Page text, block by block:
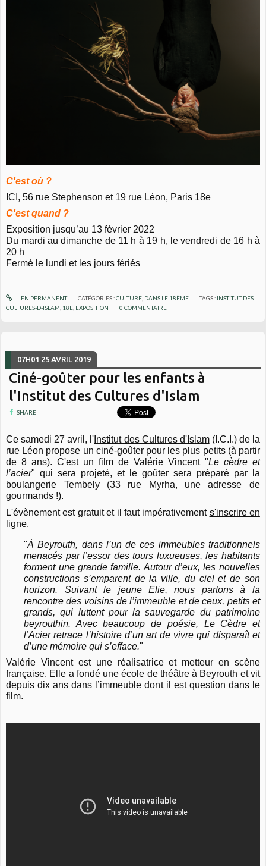
C'est où ?
ICI, 56 rue Stephenson et 19 rue Léon, Paris 18e
C'est quand ?
Exposition jusqu’au 13 février 2022
Du mardi au dimanche de 11 h à 19 h, l e vendredi de 16 h à
20 h
Fermé le lundi et les jours fériés
LIEN PERMANENT CATÉGORIES :CULTURE, DANS LE 18ÈME TAGS : INSTITUT-DES-
CULTURES-D-ISLAM 18E EXPOSITION 0 COMMENTAIRE
07H01 25 AVRIL 2019
Ciné-goûter pour les enfants à
l'Institut des Cultures d'Islam
SHARE
Ce samedi 27 avril, l' Institut des Cultures d'Islam(I.C.I.) de la
rue Léon propose un ciné-goûter pour les plus petits (à partir
de 8 ans). C'est un film de Valérie Vincent "Le cèdre et
l’acier" qui sera projeté, et le goûter sera préparé par la
boulangerie Tembely (33 rue Myrha, une adresse de
gourmands !).
L'évènement est gratuit et il faut impérativement s'inscrire en
ligne.
"À Beyrouth, dans l’un de ces immeubles traditionnels
menacés par l’essor des tours luxueuses, les habitants
forment une grande famille. Autour d’eux, les nouvelles
constructions s’emparent de la ville, du ciel et de son
horizon. Suivant le jeune Elie, nous partons à la
rencontre des voisins de l’immeuble et de ceux, petits et
grands, qui luttent pour la sauvegarde du patrimoine
beyrouthin. Avec beaucoup de poésie, Le Cèdre et
l’Acier retrace l’histoire d’un art de vivre qui disparaît et
d’une mémoire qui s’efface."
Valérie Vincent est une réalisatrice et metteur en scène
française. Elle a fondé une école de théâtre à Beyrouth et vit
depuis dix ans dans l’immeuble dont il est question dans le
film.